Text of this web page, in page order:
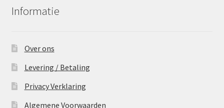
Informatie
Over ons
Levering / Betaling
Privacy Verklaring
Algemene Voorwaarden